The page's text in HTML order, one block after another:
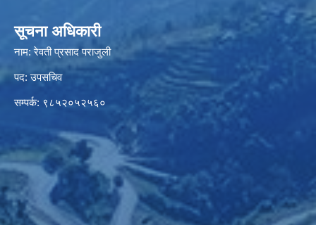
सूचना अधिकारी
नाम: रेवती प्रसाद पराजुली
पद: उपसचिव
सम्पर्क: ९८५२०५२५६०